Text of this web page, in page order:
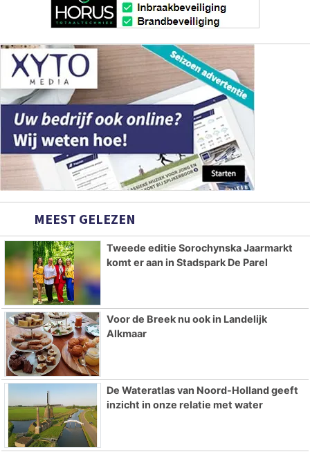
MEEST GELEZEN
Tweede editie Sorochynska Jaarmarkt
komt er aan in Stadspark De Parel
Voor de Breek nu ook in Landelijk
Alkmaar
De Wateratlas van Noord-Holland geeft
inzicht in onze relatie met water